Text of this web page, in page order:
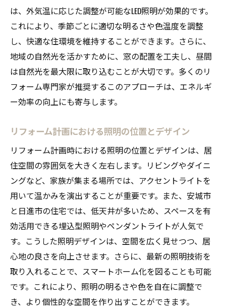
シーンに合わせた照明コントロールのヒン
ト
家具と調和する照明配置の工夫
地元特性を活かした照明プランで理想のリフォ
ームを実現
地域の伝統を取り入れた照明デザイン
コミュニティのイベントに対応する照明計
季節ごとの日照時間に合わせた照明配置
地域特有の景観に溶け込む照明設計
地元の文化を反映した照明効果の演出
ツクヨミクリエートが提案する照明を活用した
リフォームアイデア
専門家が勧める最新の照明トレンド
快適さを追求するための照明アイデア
実際の施工事例から学ぶ照明効果
住宅全体の統一感をもたらす照明デザイン
は、外気温に応じた調整が可能なLED照明が効果的です。
これにより、季節ごとに適切な明るさや色温度を調整
し、快適な住環境を維持することができます。さらに、
地域の自然光を活かすために、窓の配置を工夫し、昼間
は自然光を最大限に取り込むことが大切です。多くのリ
フォーム専門家が推奨するこのアプローチは、エネルギ
ー効率の向上にも寄与します。
リフォーム計画における照明の位置とデザイン
リフォーム計画時における照明の位置とデザインは、居
住空間の雰囲気を大きく左右します。リビングやダイニ
ングなど、家族が集まる場所では、アクセントライトを
用いて温かみを演出することが重要です。また、安城市
と日進市の住宅では、低天井が多いため、スペースを有
効活用できる埋込型照明やペンダントライトが人気で
す。こうした照明デザインは、空間を広く見せつつ、居
心地の良さを向上させます。さらに、最新の照明技術を
取り入れることで、スマートホーム化を図ることも可能
です。これにより、照明の明るさや色を自在に調整で
き、より個性的な空間を作り出すことができます。